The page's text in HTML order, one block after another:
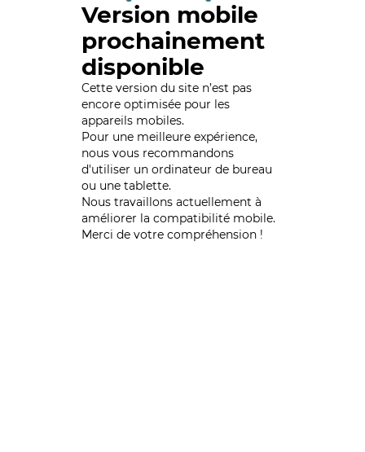
Version mobile
prochainement
disponible
Cette version du site n’est pas
encore optimisée pour les
appareils mobiles.
Pour une meilleure expérience,
nous vous recommandons
d'utiliser un ordinateur de bureau
ou une tablette.
Nous travaillons actuellement à
améliorer la compatibilité mobile.
Merci de votre compréhension !